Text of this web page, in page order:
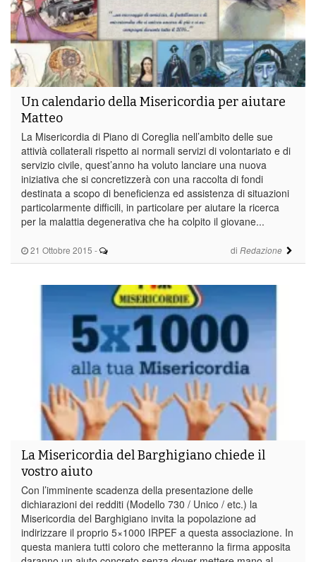
21 Ottobre 2015 - di Redazione
Un calendario della Misericordia per aiutare
Matteo
La Misericordia di Piano di Coreglia nell’ambito delle sue
attivià collaterali rispetto ai normali servizi di volontariato e di
servizio civile, quest’anno ha voluto lanciare una nuova
iniziativa che si concretizzerà con una raccolta di fondi
destinata a scopo di beneficienza ed assistenza di situazioni
particolarmente difficili, in particolare per aiutare la ricerca
per la malattia degenerativa che ha colpito il giovane...
La Misericordia del Barghigiano chiede il
vostro aiuto
Con l’imminente scadenza della presentazione delle
dichiarazioni dei redditi (Modello 730 / Unico / etc.) la
Misericordia del Barghigiano invita la popolazione ad
indirizzare il proprio 5×1000 IRPEF a questa associazione. In
questa maniera tutti coloro che metteranno la firma apposita